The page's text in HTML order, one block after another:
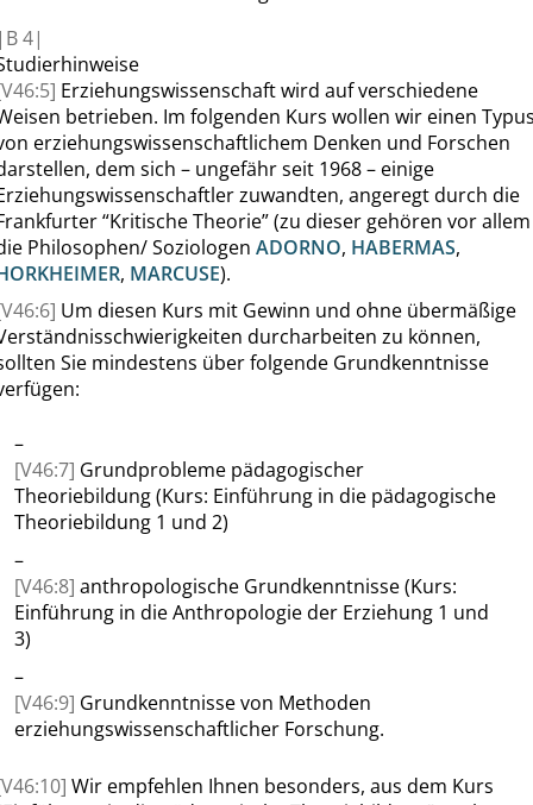
B4|
Erziehungswissenschaft wird auf verschiedene
betrieben. Im folgenden Kurs wollen wir einen
erziehungswissenschaftlichem Denken und Forschen
dem sich – ungefähr seit 1968 – einige
zuwandten, angeregt durch die
“Kritische Theorie”(zu dieser gehören vor allem
Philosophen/ Soziologen ADORNO, HABERMAS,
, MARCUSE).
Um diesen Kurs mit Gewinn und ohne übermäßige
durcharbeiten zu können,
Sie mindestens über folgende Grundkenntnisse
–
[V46:7] Grundprobleme pädagogischer
Theoriebildung (Kurs: Einführung in die pädagogische
Theoriebildung 1 und 2)
–
[V46:8] anthropologische Grundkenntnisse (Kurs:
Einführung in die Anthropologie der Erziehung 1 und
3)
–
[V46:9] Grundkenntnisse von Methoden
erziehungswissenschaftlicher Forschung.
Wir empfehlen Ihnen besonders, aus dem Kurs